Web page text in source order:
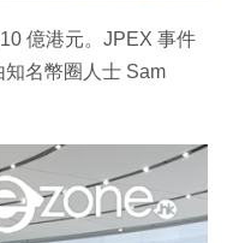
億港元。JPEX 事件
名幣圈人士 Sam